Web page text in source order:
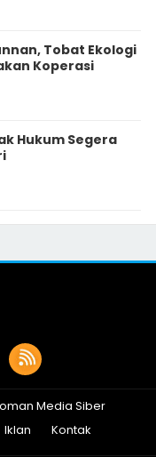
Tobat Ekologi
Koperasi
Hukum Segera
Media Siber
Iklan Kontak